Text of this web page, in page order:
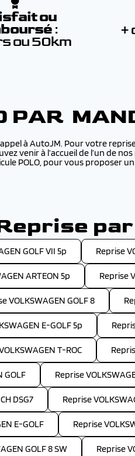
ou
:
ou 50km
+
PAR
à AutoJM. Pour votre
venir à l’accueil de l’un de
POLO, pour vous proposer
GOLF VII 5p Reprise
ARTEON 5p Reprise
VOLKSWAGEN GOLF 8
E-GOLF 5p
T-ROC
GOLF Reprise
DSG7 Reprise
E-GOLF Reprise
GOLF 8 SW Reprise